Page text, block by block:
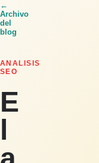
←
Archivo
del
blog
ANALISIS
SEO
E
l